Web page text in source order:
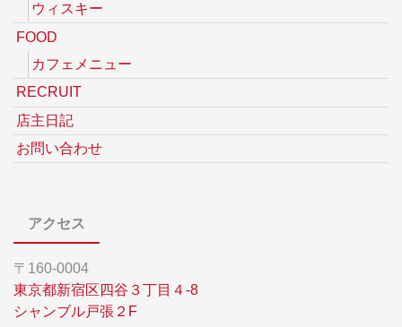
ウィスキー
FOOD
カフェメニュー
RECRUIT
店主日記
お問い合わせ
アクセス
〒160-0004
東京都新宿区四谷３丁目４-8
シャンブル戸張２F